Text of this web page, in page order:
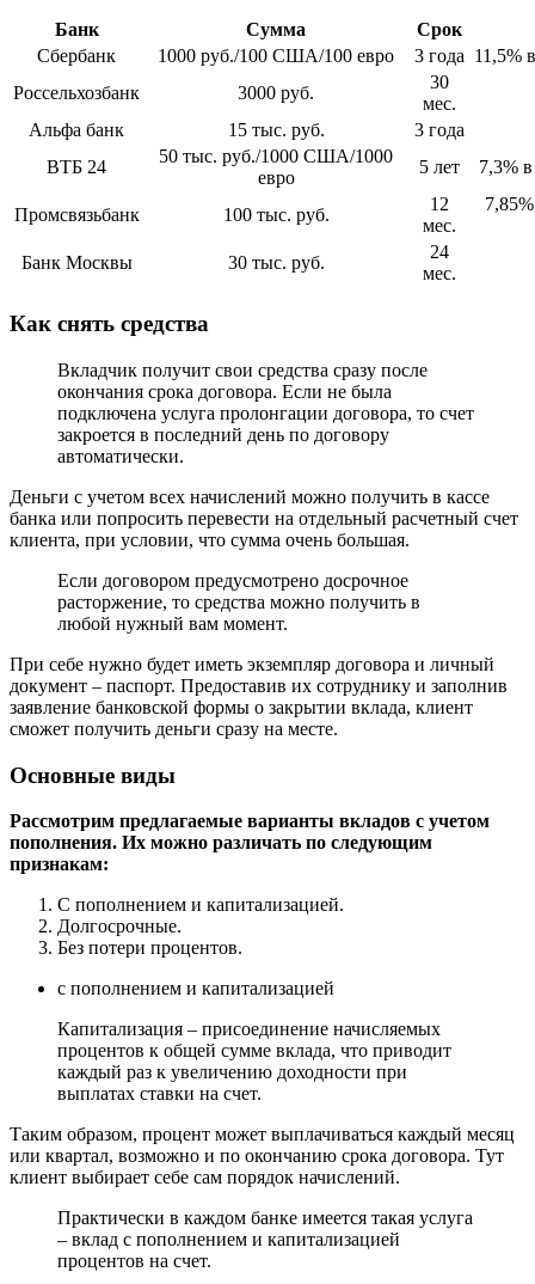
Банк Сумма
Срок
Сбербанк
1000 руб./100 США/100 евро 3 года 11,5%
Россельхозбанк
3000 руб.
30
мес.
Альфа банк
15 тыс. руб.
3 года
ВТБ 24
50 тыс. руб./1000 США/1000
евро
5 лет 7,3%
Промсвязьбанк 100 тыс. руб.
12
мес.
Банк Москвы 30 тыс. руб.
24
мес.
Как снять средства
Вкладчик получит свои средства сразу после
окончания срока договора. Если не была
подключена услуга пролонгации договора, то счет
закроется в последний день по договору
автоматически.
Деньги с учетом всех начислений можно получить в кассе
банка или попросить перевести на отдельный расчетный счет
клиента, при условии, что сумма очень большая.
Если договором предусмотрено досрочное
расторжение, то средства можно получить в
любой нужный вам момент.
При себе нужно будет иметь экземпляр договора и личный
документ – паспорт. Предоставив их сотруднику и заполнив
заявление банковской формы о закрытии вклада, клиент
сможет получить деньги сразу на месте.
Основные виды
Рассмотрим предлагаемые варианты вкладов с учетом
пополнения. Их можно различать по следующим
признакам:
С пополнением и капитализацией.
Долгосрочные.
Без потери процентов.
с пополнением и капитализацией
Капитализация – присоединение начисляемых
процентов к общей сумме вклада, что приводит
каждый раз к увеличению доходности при
выплатах ставки на счет.
Таким образом, процент может выплачиваться каждый месяц
или квартал, возможно и по окончанию срока договора. Тут
клиент выбирает себе сам порядок начислений.
Практически в каждом банке имеется такая услуга
– вклад с пополнением и капитализацией
процентов на счет.